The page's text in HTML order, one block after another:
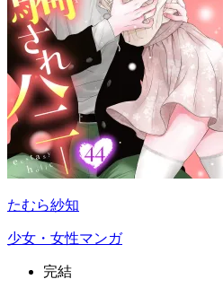
たむら紗知
少女・女性マンガ
完結